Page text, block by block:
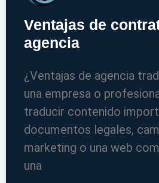
Ventajas de
agencia
¿Ventajas de agencia
una empresa o
traducir contenido
documentos legales,
marketing o una web
una